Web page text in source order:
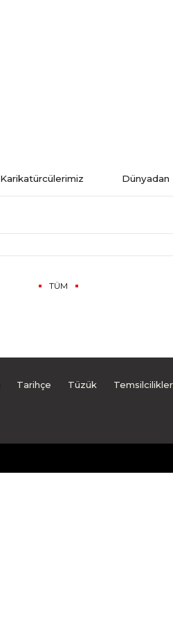
Karikatürcülerimiz Dünyadan
TÜM
Tarihçe Tüzük Temsilcilikler